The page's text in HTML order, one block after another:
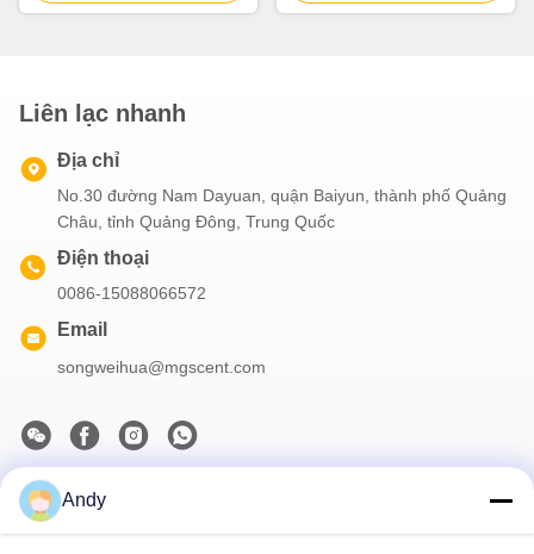
Liên lạc nhanh
Địa chỉ
No.30 đường Nam Dayuan, quận Baiyun, thành phố Quảng
Châu, tỉnh Quảng Đông, Trung Quốc
Điện thoại
0086-15088066572
Email
songweihua@mgscent.com
Thông tin của chúng tôi
Andy